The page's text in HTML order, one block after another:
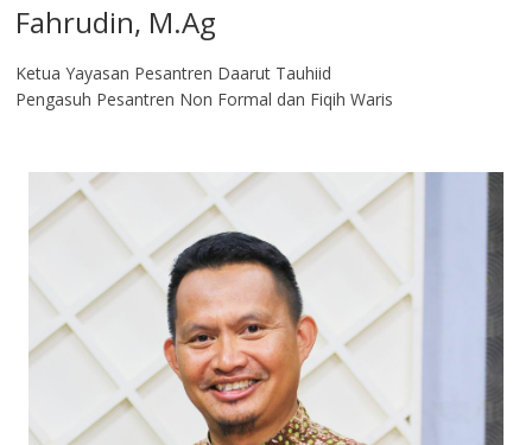
Fahrudin, M.Ag​
Ketua Yayasan Pesantren Daarut Tauhiid
Pengasuh Pesantren Non Formal dan Fiqih Waris